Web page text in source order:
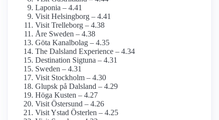
Laponia – 4.41
Visit Helsingborg – 4.41
Visit Trelleborg – 4.38
Åre Sweden – 4.38
Göta Kanalbolag – 4.35
The Dalsland Experience – 4.34
Destination Sigtuna – 4.31
Sweden – 4.31
Visit Stockholm – 4.30
Glupsk på Dalsland – 4.29
Höga Kusten – 4.27
Visit Östersund – 4.26
Visit Ystad Österlen – 4.25